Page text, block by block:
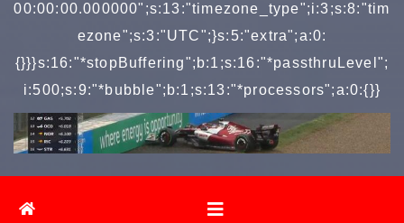
00:00:00.000000";s:13:"timezone_type";i:3;s:8:"tim
ezone";s:3:"UTC";}s:5:"extra";a:0:
{}}}s:16:"*stopBuffering";b:1;s:16:"*passthruLevel";
i:500;s:9:"*bubble";b:1;s:13:"*processors";a:0:{}}